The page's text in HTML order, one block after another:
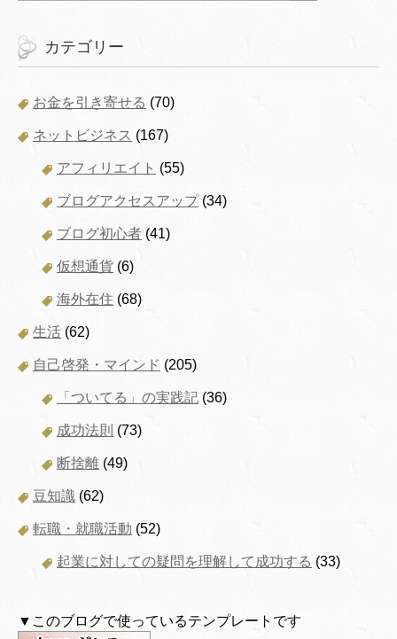
カテゴリー
お金を引き寄せる (70)
ネットビジネス (167)
アフィリエイト (55)
ブログアクセスアップ(34)
ブログ初心者 (41)
仮想通貨 (6)
海外在住 (68)
生活 (62)
自己啓発・マインド (205)
「ついてる」の実践記 (36)
成功法則 (73)
断捨離 (49)
豆知識 (62)
転職・就職活動 (52)
起業に対しての疑問を理解して成功する (33)
▼このブログで使っているテンプレートです